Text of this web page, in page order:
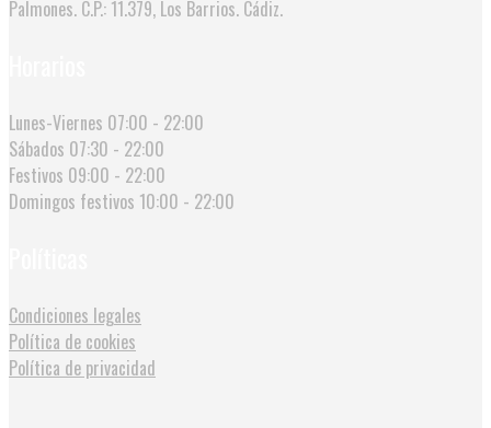
Palmones. C.P.: 11.379, Los Barrios. Cádiz.
Lunes-Viernes 07:00 - 22:00
Sábados 07:30 - 22:00
Festivos 09:00 - 22:00
Domingos festivos 10:00 - 22:00
Condiciones legales
Política de cookies
Política de privacidad